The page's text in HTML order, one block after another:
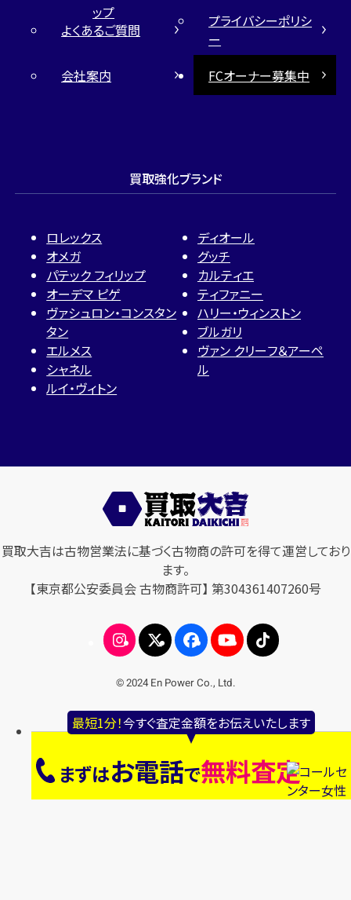
最短1分！今すぐ査定金額をお伝えいたします
まずはお電話で無料査定
ップ
よくあるご質問
プライバシーポリシ
ー
会社案内
FCオーナー募集中
買取強化ブランド
ロレックス
オメガ
パテック フィリップ
オーデマ ピゲ
ヴァシュロン・コンスタン
タン
エルメス
シャネル
ルイ・ヴィトン
ディオール
グッチ
カルティエ
ティファニー
ハリー・ウィンストン
ブルガリ
ヴァン クリーフ＆アーペ
ル
買取大吉は古物営業法に基づく古物商の許可を得て運営しており
ます。
【東京都公安委員会 古物商許可】 第304361407260号
© 2024 En Power Co., Ltd.